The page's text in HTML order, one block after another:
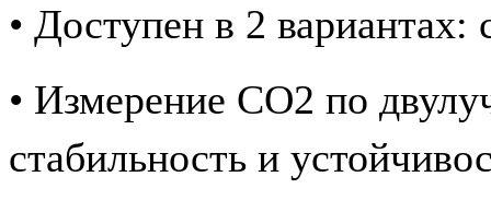
• Доступен в 2 вариантах:
• Измерение CO2 по
стабильность и